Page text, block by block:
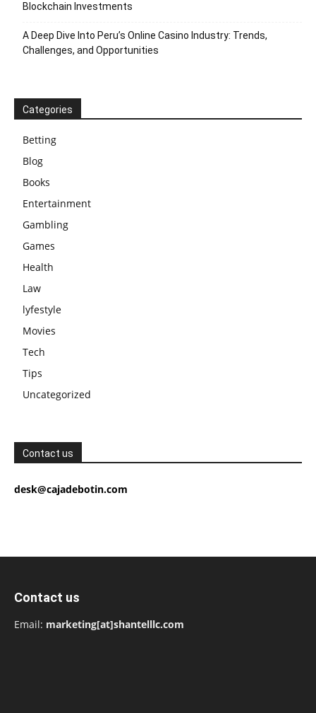
Blockchain Investments
A Deep Dive Into Peru’s Online Casino Industry: Trends,
Challenges, and Opportunities
Categories
Betting
Blog
Books
Entertainment
Gambling
Games
Health
Law
lyfestyle
Movies
Tech
Tips
Uncategorized
Contact us
desk@cajadebotin.com
Contact us
Email: marketing[at]shantelllc.com